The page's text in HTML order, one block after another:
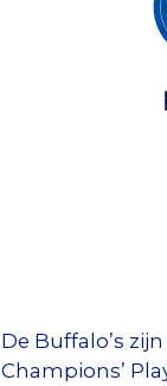
De Buffalo’s
Champions’